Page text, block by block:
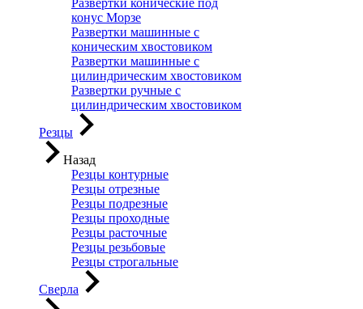
Развертки конические под
конус Морзе
Развертки машинные с
коническим хвостовиком
Развертки машинные с
цилиндрическим хвостовиком
Развертки ручные с
цилиндрическим хвостовиком
Резцы
Назад
Резцы контурные
Резцы отрезные
Резцы подрезные
Резцы проходные
Резцы расточные
Резцы резьбовые
Резцы строгальные
Сверла